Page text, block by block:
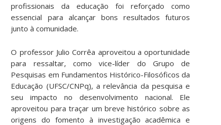
profissionais da educação foi reforçado como
essencial para alcançar bons resultados futuros
junto à comunidade.
O professor Julio Corrêa aproveitou a oportunidade
para ressaltar, como vice-líder do Grupo de
Pesquisas em Fundamentos Histórico-Filosóficos da
Educação (UFSC/CNPq), a relevância da pesquisa e
seu impacto no desenvolvimento nacional. Ele
aproveitou para traçar um breve histórico sobre as
origens do fomento à investigação acadêmica e